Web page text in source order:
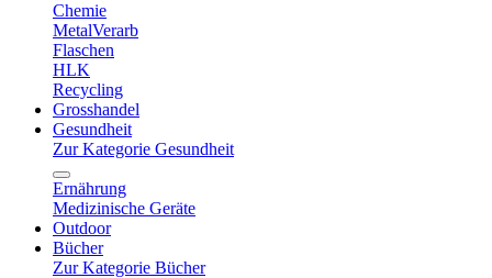
Chemie
MetalVerarb
Flaschen
HLK
Recycling
Grosshandel
Gesundheit
Zur Kategorie Gesundheit
Ernährung
Medizinische Geräte
Outdoor
Bücher
Zur Kategorie Bücher